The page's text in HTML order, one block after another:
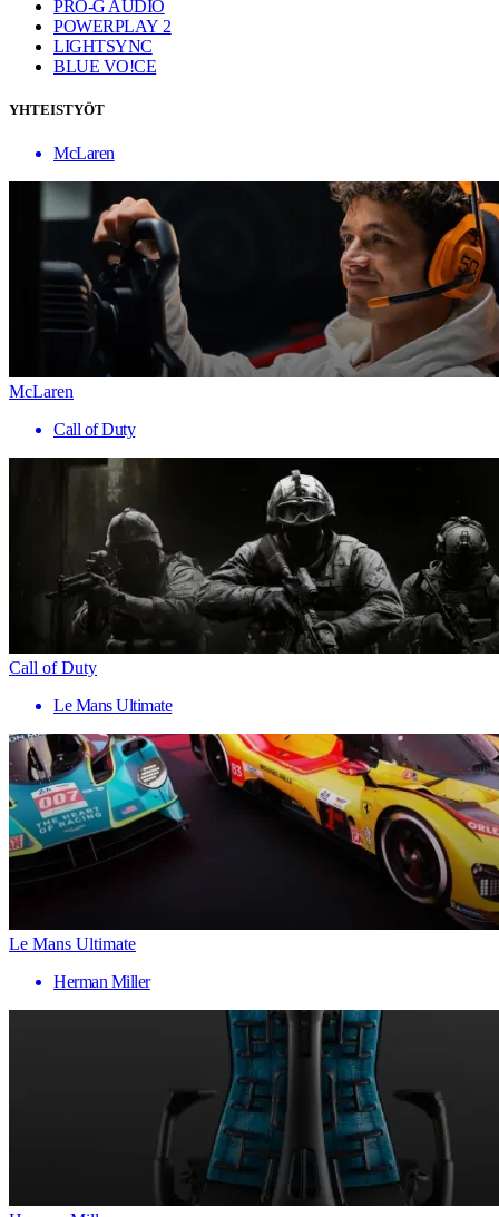
PRO-G AUDIO
POWERPLAY 2
LIGHTSYNC
BLUE VO!CE
YHTEISTYÖT
McLaren
McLaren
Call of Duty
Call of Duty
Le Mans Ultimate
Le Mans Ultimate
Herman Miller